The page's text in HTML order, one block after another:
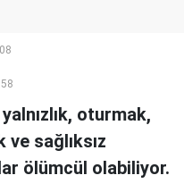
oturmak,
sağlıksız
ölümcül olabiliyor.